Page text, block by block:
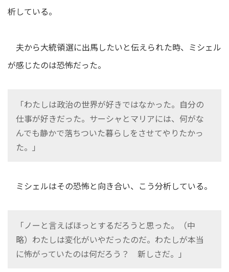
析している。
夫から大統領選に出馬したいと伝えられた時、ミシェル
が感じたのは恐怖だった。
「わたしは政治の世界が好きではなかった。自分の
仕事が好きだった。サーシャとマリアには、何がな
んでも静かで落ちついた暮らしをさせてやりたかっ
た。」
ミシェルはその恐怖と向き合い、こう分析している。
「ノーと言えばほっとするだろうと思った。（中
略）わたしは変化がいやだったのだ。わたしが本当
に怖がっていたのは何だろう？ 新しさだ。」